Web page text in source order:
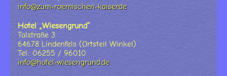
info@zum-roemischen-kaiser.de
Hotel „Wiesengrund“
Talstraße 3
64678 Lindenfels (Ortsteil Winkel)
Tel.: 06255 / 96010
info@hotel-wiesengrund.de